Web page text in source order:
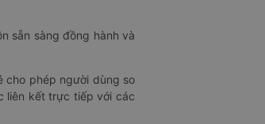
sẵn sàng đồng hành và
cho phép người dùng so
liên kết trực tiếp với các